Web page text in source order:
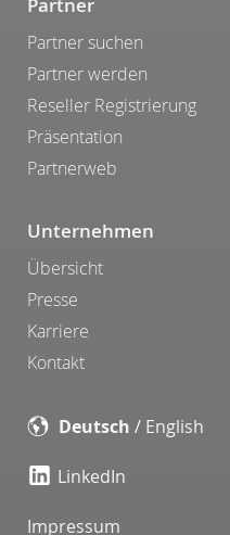
Partner suchen
Partner werden
Reseller Registrierung
Präsentation
Partnerweb
Unternehmen
Übersicht
Presse
Karriere
Kontakt
Deutsch / English
LinkedIn
Impressum